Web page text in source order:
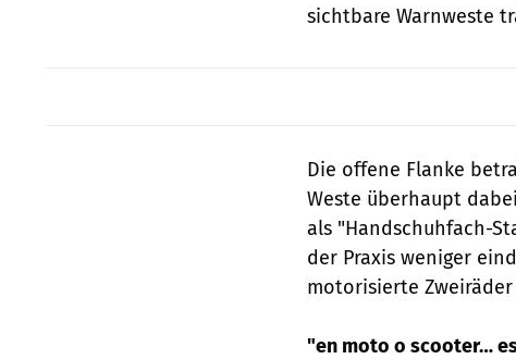
sichtbare Warnweste
Die offene Flanke
Weste überhaupt
als "Handschuhfach-
der Praxis weniger
motorisierte
"en moto o scooter…